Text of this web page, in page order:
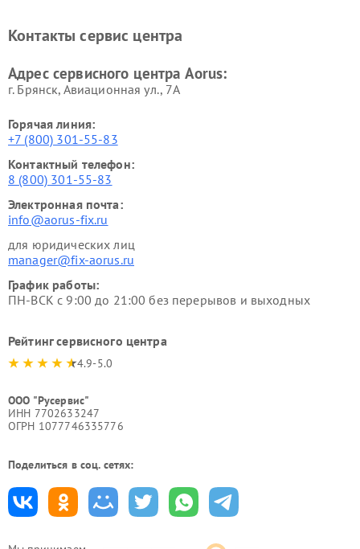
Контакты сервис центра
Адрес сервисного центра Aorus:
г. Брянск, Авиационная ул., 7А
Горячая линия:
+7 (800) 301-55-83
Контактный телефон:
8 (800) 301-55-83
Электронная почта:
info@aorus-fix.ru
для юридических лиц
manager@fix-aorus.ru
График работы:
ПН-ВСК с 9:00 до 21:00 без перерывов и выходных
Рейтинг сервисного центра
4.9-5.0
ООО "Русервис"
ИНН 7702633247
ОГРН 1077746335776
Поделиться в соц. сетях: